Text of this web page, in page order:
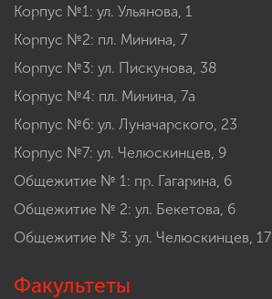
Корпус №1: ул. Ульянова, 1
Корпус №2: пл. Минина, 7
Корпус №3: ул. Пискунова, 38
Корпус №4: пл. Минина, 7а
Корпус №6: ул. Луначарского, 23
Корпус №7: ул. Челюскинцев, 9
Общежитие № 1: пр. Гагарина, 6
Общежитие № 2: ул. Бекетова, 6
Общежитие № 3: ул. Челюскинцев, 17
Факультеты